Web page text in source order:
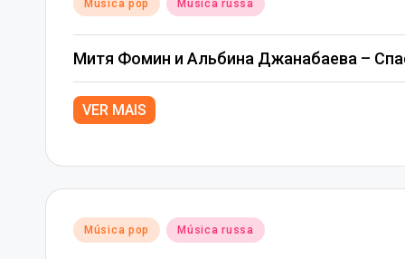
Música pop Música russa
Митя Фомин и Альбина Джанабаева –
VER MAIS
Posted
Música pop Música russa